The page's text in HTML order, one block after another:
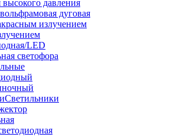
давления
дуговая
излучением
LED
светофора
Светильники